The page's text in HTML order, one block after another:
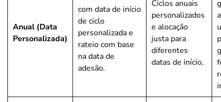
Anual (Data
Personalizada)
com data de início
de ciclo
personalizada e
rateio com base
na data de
adesão.
Ciclos anuais
personalizados
e alocação
justa para
diferentes
datas de início.